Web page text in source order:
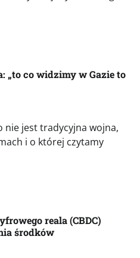
„to co widzimy w Gazie to
nie jest tradycyjna wojna,
i o której czytamy
reala (CBDC)
środków